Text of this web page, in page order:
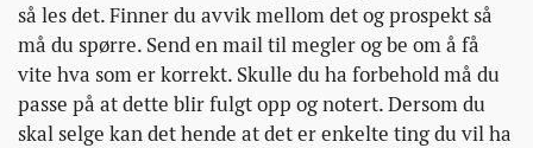
så les det. Finner du avvik mellom det og prospekt så
må du spørre. Send en mail til megler og be om å få
vite hva som er korrekt. Skulle du ha forbehold må du
passe på at dette blir fulgt opp og notert. Dersom du
skal selge kan det hende at det er enkelte ting du vil ha